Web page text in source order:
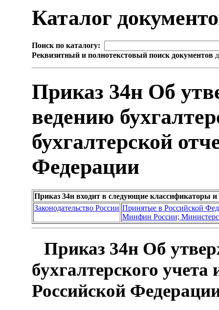
Каталог
Поиск по каталогу:
Реквизитный и полнотекстовый поиск документов
Приказ 34н Об
ведению
бухгалтерской
Федерации
Приказ 34н входит в следующие классификаторы и
Законодательство России Принятые в Российской
Минфин России;
Приказ 34н Об
бухгалтерского учета
Российской